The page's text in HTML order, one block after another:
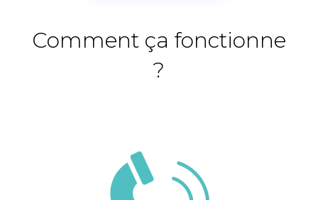
Comment ça fonctionne
?